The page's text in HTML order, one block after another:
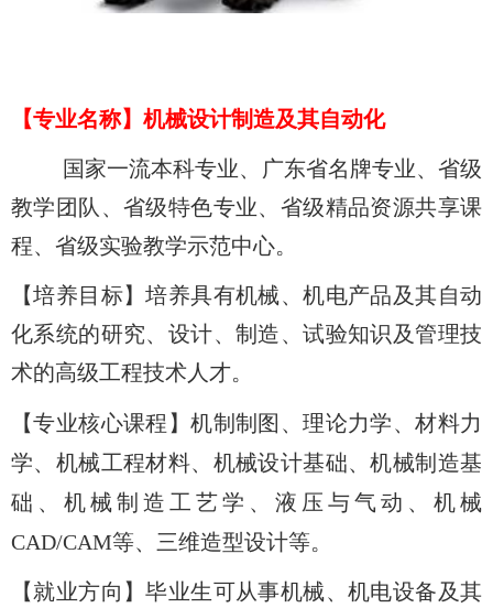
【专业名称】 机械设计制造及其自动化
国家一流本科专业、广东省名牌专业、省级
教学团队、省级特色专业、省级精品资源共享课
程、省级实验教学示范中心。
【培养目标】培养具有机械、机电产品及其自动
化系统的研究、设计、制造、试验知识及管理技
术的高级工程技术人才。
【专业核心课程】机制制图、理论力学、材料力
学、机械工程材料、机械设计基础、机械制造基
础、机械制造工艺学、液压与气动、机械
CAD/CAM等、三维造型设计等。
【就业方向】毕业生可从事机械、机电设备及其